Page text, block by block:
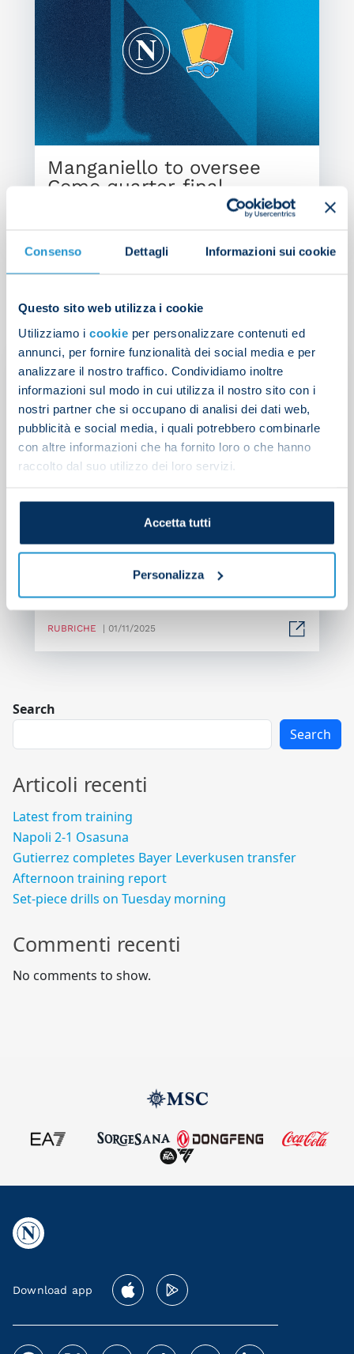
Consenso Dettagli Informazioni sui cookie
Questo sito web utilizza i cookie
Utilizziamo i cookie per personalizzare contenuti ed
annunci, per fornire funzionalità dei social media e per
analizzare il nostro traffico. Condividiamo inoltre
informazioni sul modo in cui utilizza il nostro sito con i
nostri partner che si occupano di analisi dei dati web,
pubblicità e social media, i quali potrebbero combinarle
con altre informazioni che ha fornito loro o che hanno
raccolto dal suo utilizzo dei loro servizi.
Accetta tutti
Personalizza
Manganiello to oversee
Como quarter-final
Napoli v Como
RUBRICHE | 01/11/2025
Search
Search
Articoli recenti
Latest from training
Napoli 2-1 Osasuna
Gutierrez completes Bayer Leverkusen transfer
Afternoon training report
Set-piece drills on Tuesday morning
Commenti recenti
No comments to show.
Download app